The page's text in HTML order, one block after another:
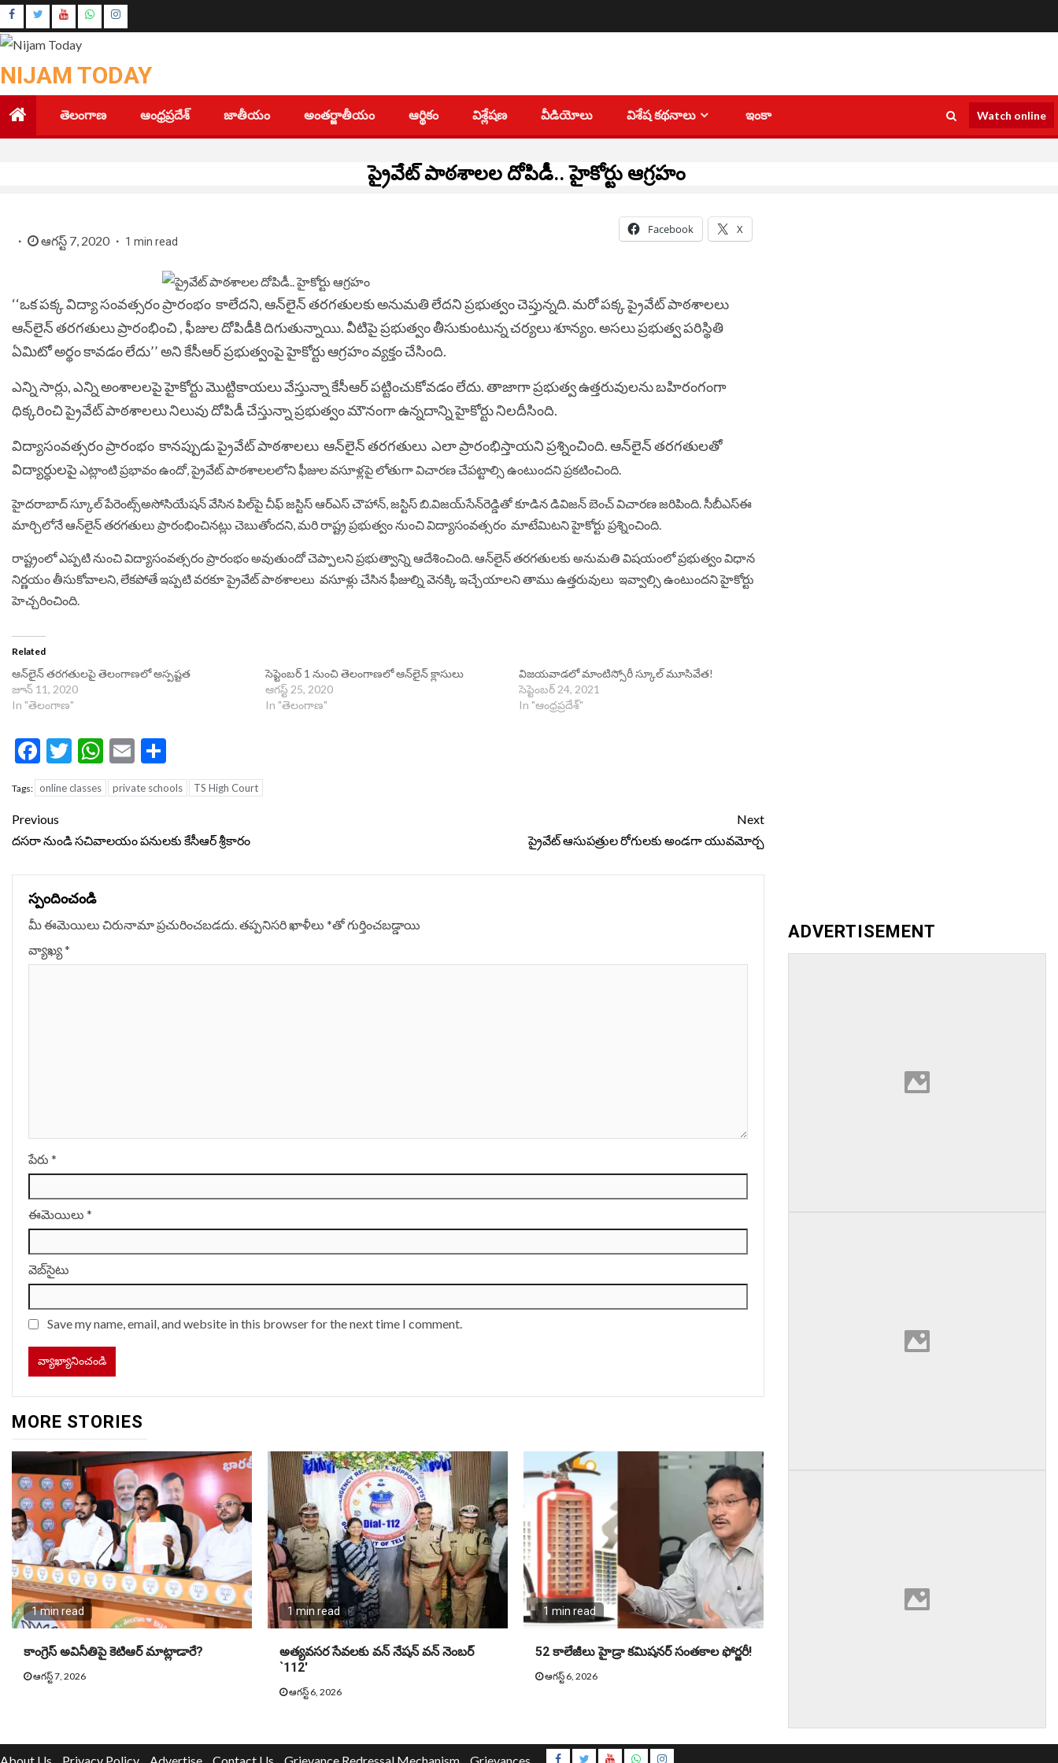
Skip
to
content
Youtube
Instagram
NIJAM TODAY
తెలంగాణ ఆంధ్రప్రదేశ్ జాతీయం అంతర్జాతీయం ఆర్థికం విశ్లేషణ వీడియోలు విశేష కథనాలు ఇంకా Watch online
ప్రైవేట్ పాఠశాలల దోపిడీ.. హైకోర్టు ఆగ్రహం
ఆగస్ట్ 7, 2020 1 min read
Facebook X
‘‘ఒక పక్క విద్యా సంవత్సరం ప్రారంభం కాలేదని, ఆన్‌లైన్‌ తరగతులకు అనుమతి లేదని ప్రభుత్వం చెప్తున్నది. మరో పక్క ప్రైవేట్‌ పాఠశాలలు ‌‌
ఆన్‌లైన్‌ తరగతులు ప్రారంభించి , ఫీజుల దోపిడీకి దిగుతున్నాయి. వీటిపై ప్రభుత్వం తీసుకుంటున్న చర్యలు శూన్యం. అసలు ప్రభుత్వ పరిస్థితి
ఏమిటో అర్థం కావడం లేదు’’ అని కేసీఆర్ ప్రభుత్వంపై హైకోర్టు ఆగ్రహం వ్యక్తం చేసింది.
ఎన్ని సార్లు, ఎన్ని అంశాలలపై హైకోర్టు మొట్టికాయలు వేస్తున్నా కేసీఆర్ పట్టించుకోవడం లేదు. తాజాగా ప్రభుత్వ ఉత్తరువులను బహిరంగంగా
ధిక్కరించి ప్రైవేట్ పాఠశాలలు నిలువు దోపిడీ చేస్తున్నా ప్రభుత్వం మౌనంగా ఉన్నదాన్ని హైకోర్టు నిలదీసింది.
విద్యాసంవత్సరం ప్రారంభం ‌ కానప్పుడు ప్రైవేట్‌ పాఠశాలలు ‌‌ ఆన్‌లైన్‌ తరగతులు ‌ ఎలా ప్రారంభిస్తాయని ప్రశ్నించింది. ఆన్‌లైన్‌ తరగతులతో
విద్యార్ధులపైఎట్లాంటి ప్రభావం ఉందో, ప్రైవేట్‌ పాఠశాలలలోని ఫీజుల వసూళ్లపై లోతుగా విచారణ చేపట్టాల్సి ఉంటుందని ప్రకటించింది.
హైదరాబాద్‌ స్కూల్‌ పేరెంట్స్‌‌అసోసియేషన్‌ వేసిన పిల్‌పై చీఫ్‌ జస్టిస్‌ ఆర్‌ఎస్‌ చౌహాన్, జస్టిస్‌ బి.విజయ్‌సేన్‌‌రెడ్డితో కూడిన డివిజన్‌ బెంచ్‌ విచారణ జరిపింది. సీబీఎస్‌ఈ
మార్చిలోనే ఆన్‌లైన్‌ తరగతులు ప్రారంభించినట్లు చెబుతోందని, మరి రాష్ట్ర ప్రభుత్వం నుంచి విద్యాసంవత్సరం మాటేమిటని హైకోర్టు ప్రశ్నించింది.
రాష్ట్రంలో ఎప్పటి నుంచి విద్యాసంవత్సరం ప్రారంభం అవుతుందో చెప్పాలని ప్రభుత్వాన్ని ఆదేశించింది. ఆన్‌లైన్‌ తరగతులకు అనుమతి విషయంలో ప్రభుత్వం విధాన
నిర్ణయం తీసుకోవాలని, లేకపోతే ఇప్పటి వరకూ ప్రైవేట్‌ పాఠశాలలు వసూళ్లు చేసిన ఫీజుల్ని వెనక్కి ఇచ్చేయాలని తాము ఉత్తరువులు ఇవ్వాల్సి ఉంటుందని హైకోర్టు
హెచ్చరించింది.
Related
ఆన్‌లైన్‌ తరగతులపై తెలంగాణలో అస్పష్టత
జూన్ 11, 2020
In "తెలంగాణ"
సెప్టెంబర్‌ 1 నుంచి తెలంగాణలో ఆన్‌లైన్‌ క్లాసులు
ఆగస్ట్ 25, 2020
In "తెలంగాణ"
విజయవాడలో మాంటిస్సోరీ స్కూల్‌ మూసివేత!
సెప్టెంబర్ 24, 2021
In "ఆంధ్రప్రదేశ్"
Facebook
Twitter
WhatsApp
Email
Tags: online classes private schools TS High Court
Continue
Reading
Previous
దసరా నుండి సచివాలయం పనులకు కేసీఆర్ శ్రీకారం
Next
ప్రైవేట్ ఆసుపత్రుల రోగులకు అండగా యువమోర్చ
స్పందించండి
మీ ఈమెయిలు చిరునామా ప్రచురించబడదు.తప్పనిసరి ఖాళీలు *‌తో గుర్తించబడ్డాయి
వ్యాఖ్య*
పేరు *
ఈమెయిలు *
వెబ్‌సైటు
Save my name, email, and website in this browser for the next time I comment.
MORE STORIES
1 min read
కాంగ్రెస్ అవినీతిపై కెటిఆర్ మాట్లాడారే?
ఆగస్ట్ 7, 2026
1 min read
అత్యవసర సేవలకు వన్ నేషన్ వన్ నెంబర్
`112′
ఆగస్ట్ 6, 2026
1 min read
52 కాలేజీలు హైడ్రా కమిషనర్ సంతకాల ఫోర్జరీ!
ఆగస్ట్ 6, 2026
ADVERTISEMENT
Instagram